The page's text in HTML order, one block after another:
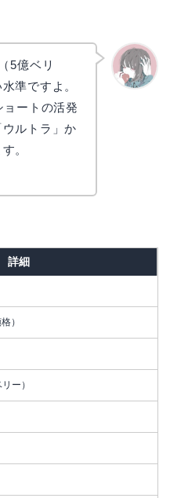
5億ベリ
準ですよ。
ートの活発
ルトラ」か
。
詳細
）
ー）